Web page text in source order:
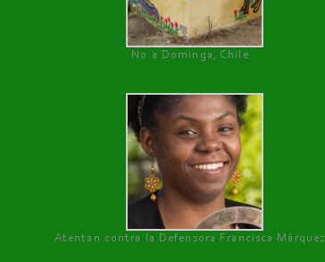
No a Dominga, Chile
Atentan contra la Defensora Francisca Márquez